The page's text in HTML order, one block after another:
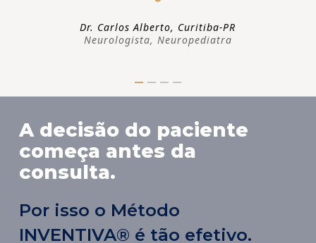
Dr. Carlos Alberto, Curitiba-PR
Neurologista, Neuropediatra
A decisão do paciente
começa antes da
consulta.
Por isso o Método
INVENTIVA® é tão efetivo.